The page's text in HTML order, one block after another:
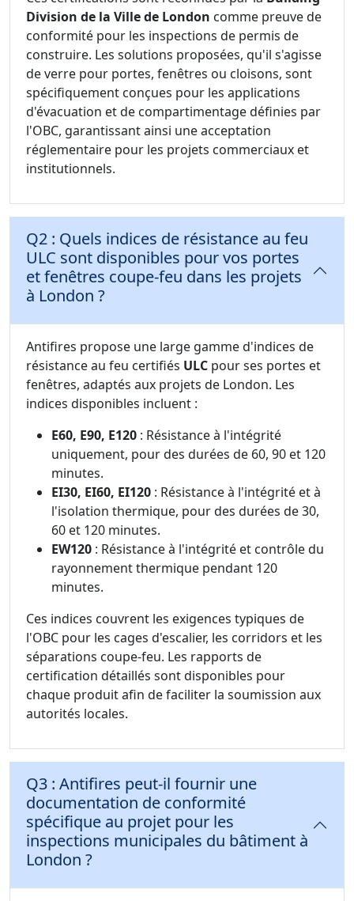
Division de la Ville de London comme preuve de
conformité pour les inspections de permis de
construire. Les solutions proposées, qu'il s'agisse
de verre pour portes, fenêtres ou cloisons, sont
spécifiquement conçues pour les applications
d'évacuation et de compartimentage définies par
l'OBC, garantissant ainsi une acceptation
réglementaire pour les projets commerciaux et
institutionnels.
Q2 : Quels indices de résistance au feu
ULC sont disponibles pour vos portes
et fenêtres coupe-feu dans les projets
à London ?
Antifires propose une large gamme d'indices de
résistance au feu certifiés ULC pour ses portes et
fenêtres, adaptés aux projets de London. Les
indices disponibles incluent :
E60, E90, E120 : Résistance à l'intégrité
uniquement, pour des durées de 60, 90 et 120
minutes.
EI30, EI60, EI120 : Résistance à l'intégrité et à
l'isolation thermique, pour des durées de 30,
60 et 120 minutes.
EW120 : Résistance à l'intégrité et contrôle du
rayonnement thermique pendant 120
minutes.
Ces indices couvrent les exigences typiques de
l'OBC pour les cages d'escalier, les corridors et les
séparations coupe-feu. Les rapports de
certification détaillés sont disponibles pour
chaque produit afin de faciliter la soumission aux
autorités locales.
Q3 : Antifires peut-il fournir une
documentation de conformité
spécifique au projet pour les
inspections municipales du bâtiment à
London ?